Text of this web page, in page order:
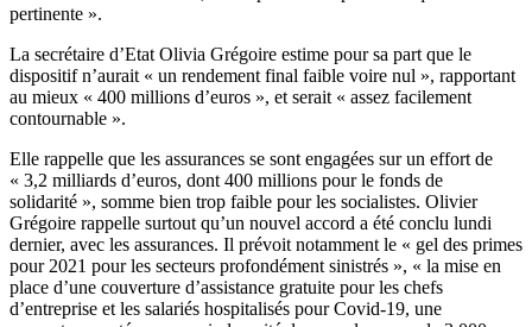
pertinente ».
La secrétaire d’Etat Olivia Grégoire estime pour sa part que le
dispositif n’aurait « un rendement final faible voire nul », rapportant
au mieux « 400 millions d’euros », et serait « assez facilement
contournable ».
Elle rappelle que les assurances se sont engagées sur un effort de
« 3,2 milliards d’euros, dont 400 millions pour le fonds de
solidarité », somme bien trop faible pour les socialistes. Olivier
Grégoire rappelle surtout qu’un nouvel accord a été conclu lundi
dernier, avec les assurances. Il prévoit notamment le « gel des primes
pour 2021 pour les secteurs profondément sinistrés », « la mise en
place d’une couverture d’assistance gratuite pour les chefs
d’entreprise et les salariés hospitalisés pour Covid-19, une